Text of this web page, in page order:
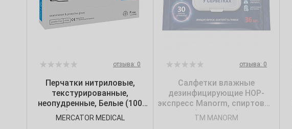
отзыва: 0
Перчатки нитриловые,
текстурированные,
неопудренные, Белые (100
шт/уп) Nitrylex CLASSIC,
Mercator, р. М
MERCATOR MEDICAL
отзыва: 0
Салфетки влажные
дезинфицирующие НОР-
экспресс Manorm, спиртовые
(36 шт./уп.)
TM MANORM